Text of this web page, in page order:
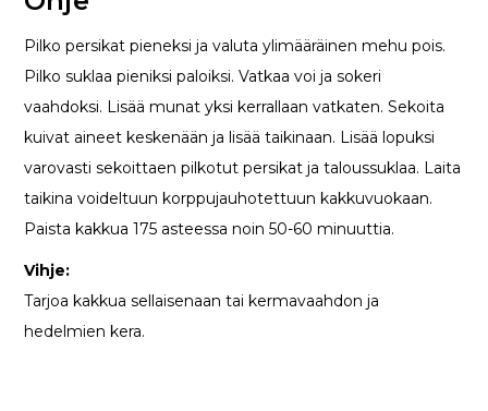
Pilko persikat pieneksi ja valuta ylimääräinen mehu pois.
Pilko suklaa pieniksi paloiksi. Vatkaa voi ja sokeri
vaahdoksi. Lisää munat yksi kerrallaan vatkaten. Sekoita
kuivat aineet keskenään ja lisää taikinaan. Lisää lopuksi
varovasti sekoittaen pilkotut persikat ja taloussuklaa. Laita
taikina voideltuun korppujauhotettuun kakkuvuokaan.
Paista kakkua 175 asteessa noin 50-60 minuuttia.
Vihje:
Tarjoa kakkua sellaisenaan tai kermavaahdon ja
hedelmien kera.